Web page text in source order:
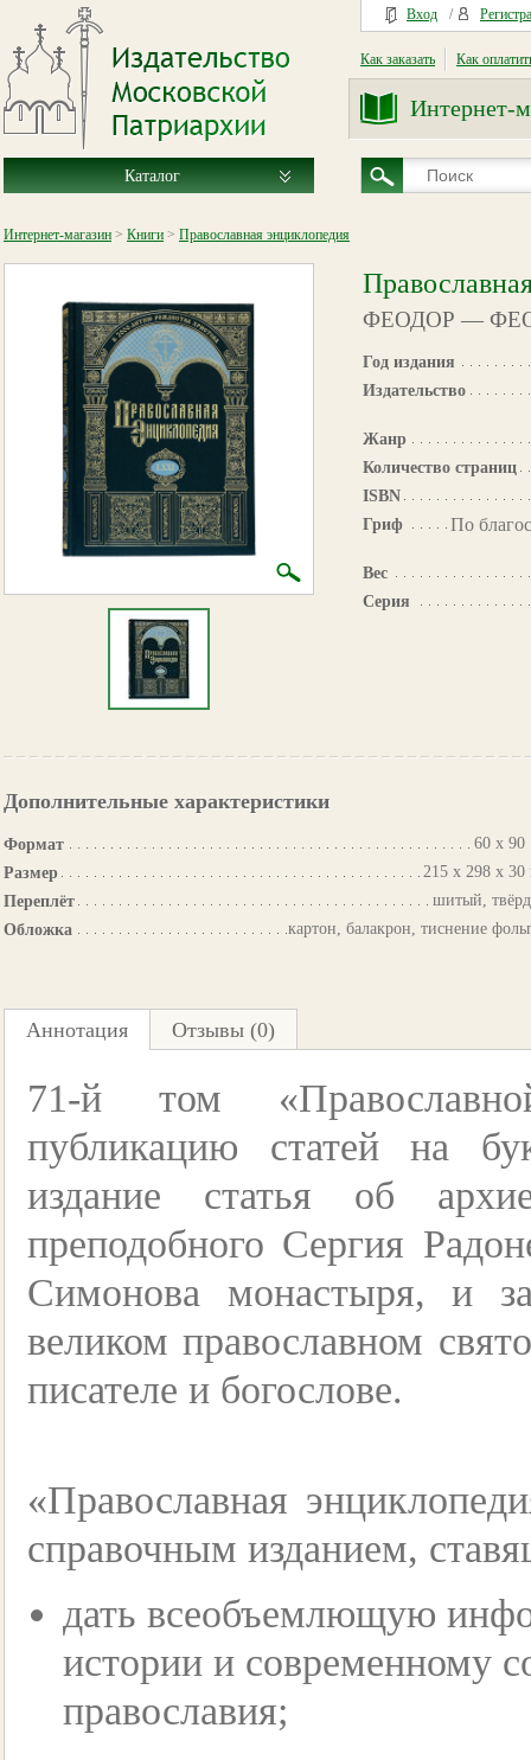
Вход /
Как заказать Как
Интернет-
Каталог
Интернет-магазин > Книги > Православная энциклопедия
ФЕОДОР —
Год издания
Издательство
Жанр
Количество страниц
ISBN
Гриф
По
Вес
Серия
Дополнительные характеристики
Формат
60 х 90
Размер
215 х 298 х
Переплёт
шитый,
Обложка
картон, балакрон, тиснение
Аннотация Отзывы (0)
71-й том
публикацию статей на
издание статья об
преподобного Сергия
Симонова монастыря, и
великом православном
писателе и богослове.
«Православная
справочным изданием,
дать всеобъемлющую
истории и современному
православия;